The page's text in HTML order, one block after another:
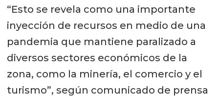
“Esto se revela como una importante
inyección de recursos en medio de una
pandemia que mantiene paralizado a
diversos sectores económicos de la
zona, como la minería, el comercio y el
turismo”, según comunicado de prensa